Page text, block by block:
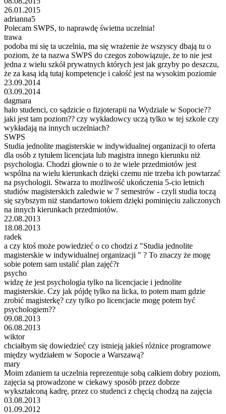
26.01.2015
adrianna5
Polecam SWPS, to naprawdę świetna uczelnia!
trawa
podoba mi się ta uczelnia, ma się wrażenie że wszyscy dbają tu o
poziom, że ta nazwa SWPS do czegos zobowiązuje, że to nie jest
jedna z wielu szkół prywatnych których jest jak grzyby po deszczu,
że za kasą idą tutaj kompetencje i całość jest na wysokim poziomie
23.09.2014
03.09.2014
dagmara
halo studenci, co sądzicie o fizjoterapii na Wydziale w Sopocie??
jaki jest tam poziom?? czy wykładowcy uczą tylko w tej szkole czy
wykładają na innych uczelniach?
SWPS
Studia jednolite magisterskie w indywidualnej organizacji to oferta
dla osób z tytułem licencjata lub magistra innego kierunku niż
psychologia. Chodzi głownie o to że wiele przedmiotów jest
wspólna na wielu kierunkach dzięki czemu nie trzeba ich powtarzać
na psychologii. Stwarza to możliwość ukończenia 5-cio letnich
studiów magisterskich zaledwie w 7 semestrów - czyli studia toczą
się szybszym niż standartowo tokiem dzięki pominięciu zaliczonych
na innych kierunkach przedmiotów.
22.08.2013
18.08.2013
radek
a czy ktoś może powiedzieć o co chodzi z "Studia jednolite
magisterskie w indywidualnej organizacji " ? To znaczy że mogę
sobie potem sam ustalić plan zajęć?r
psycho
widzę że jest psychologia tylko na licencjacie i jednolite
magisterskie. Czy jak pójdę tylko na licka, to potem mam gdzie
zrobić magisterkę? czy tylko po licencjacie mogę potem być
psychologiem??
09.08.2013
06.08.2013
wiktor
chciałbym się dowiedzieć czy istnieją jakieś różnice programowe
między wydziałem w Sopocie a Warszawą?
mary
Moim zdaniem ta uczelnia reprezentuje sobą całkiem dobry poziom,
zajęcia są prowadzone w ciekawy sposób przez dobrze
wykształconą kadrę, przez co studenci z chęcią chodzą na zajęcia
03.08.2013
01.09.2012